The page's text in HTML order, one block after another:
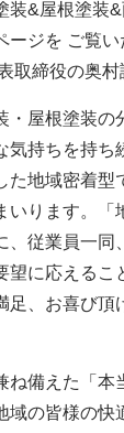
装&屋根塗装
ージを ご覧
取締役の奥村
・屋根塗装の
気持ちを持ち
た地域密着型
いります。「
、従業員一同
望に応えるこ
足、お喜び頂
ね備えた「本
域の皆様の快